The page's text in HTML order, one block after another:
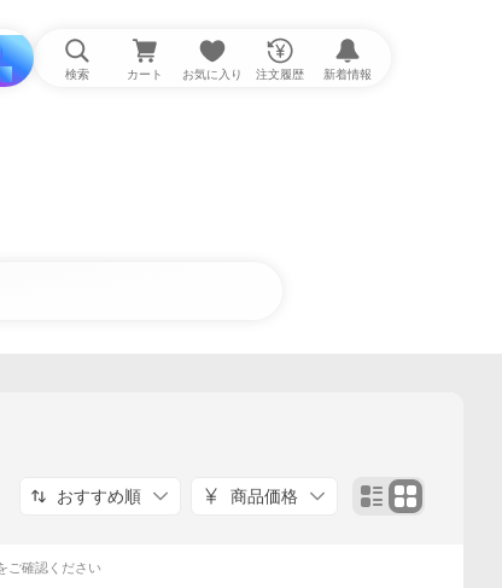
検索 カート お気に入り 注文履歴 新着情報
おすすめ順 商品価格
ご確認ください